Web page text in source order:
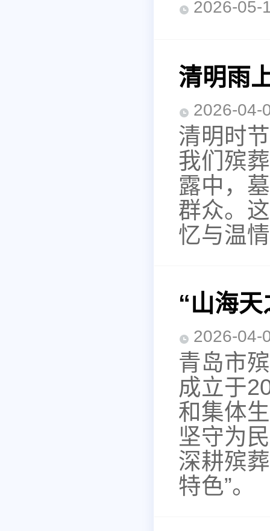
2026-
清明雨
2026-
清明时
我们殡
露中，
群众。
忆与温
“山海
2026-
青岛市
成立于
和集体
坚守为
深耕殡
特色”。